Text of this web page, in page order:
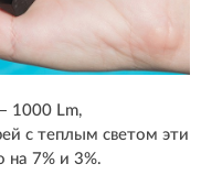
1000 Lm,
с теплым светом эти
на 7% и 3%.